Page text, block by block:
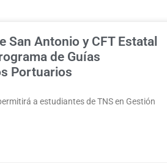
San Antonio y CFT Estatal
de Guías
Portuarios
a estudiantes de TNS en Gestión